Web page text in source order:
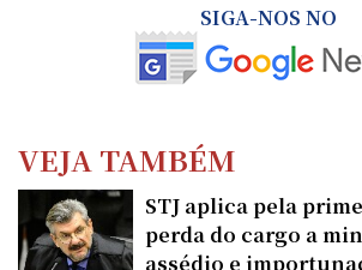
SIGA-NOS NO
VEJA TAMBÉM
STJ aplica pela
perda do cargo a
assédio e